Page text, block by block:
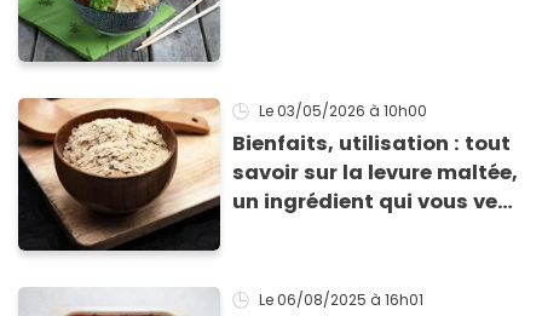
Le 03/05/2026 à 10h00
Bienfaits, utilisation : tout
savoir sur la levure maltée,
un ingrédient qui vous veut
Le 06/08/2025 à 16h01